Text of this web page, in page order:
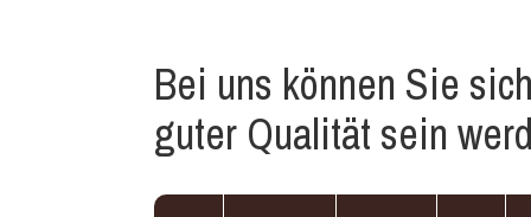
Bei uns können Sie
guter Qualität sein